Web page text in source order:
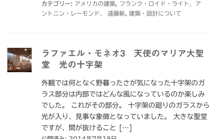
カテゴリー: アメリカの建築
フランク・ロイド・ライト、ア
ントニン・レーモンド、 遠藤新
建築・設計について
ラファエル・モネオ3 天使のマリア大聖
堂 光の十字架
外観では何となく野暮ったさが気になった十字架のガ
ラス部分は内部ではどんな風になっているのか楽しみ
でした。 これがその部分。 十字架の廻りのガラスから
光が入り、見事な象徴となっていました。 大きな聖堂
ですが、間が抜けること […]